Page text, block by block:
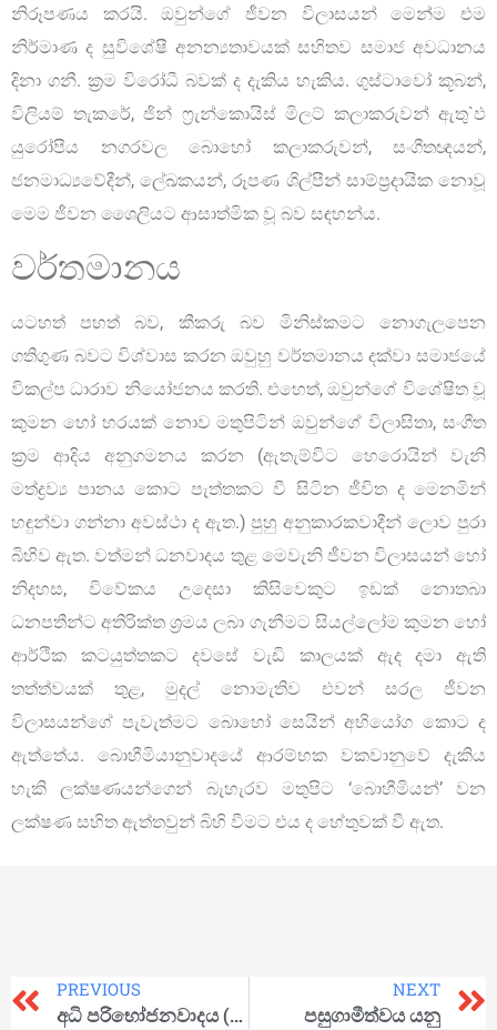
නිරූපණය කරයි. ඔවුන්ගේ ජීවන විලාසයන් මෙන්ම එම
නිර්මාණ ද සුවිශේෂී අනන්‍යතාවයක් සහිතව සමාජ අවධානය
දිනා ගනී. ක්‍රම විරෝධී බවක් ද දැකිය හැකිය. ගුස්ටාවෝ කූබන්,
විලියම් තැකරේ, ජින් ෆ්‍රැන්කොයිස් මිලට් කලාකරුවන් ඇතු`ඵ
යුරෝපීය නගරවල බොහෝ කලාකරුවන්, සංගීතඥයන්,
ජනමාධ්‍යවේදීන්, ලේඛකයන්, රූපණ ශිල්පීන් සාම්ප්‍රදායික නොවූ
මෙම ජීවන ශෛලියට ආසාත්මික වූ බව සඳහන්ය.
වර්තමානය
යටහත් පහත් බව, කීකරු බව මිනිස්කමට නොගැලපෙන
ගතිගුණ බවට විශ්වාස කරන ඔවුහු වර්තමානය දක්වා සමාජයේ
විකල්ප ධාරාව නියෝජනය කරති. එහෙත්, ඔවුන්ගේ විශේෂිත වූ
කුමන හෝ හරයක් නොව මතුපිටින් ඔවුන්ගේ විලාසිතා, සංගීත
ක්‍රම ආදිය අනුගමනය කරන (ඇතැම්විට හෙරොයින් වැනි
මත්ද්‍රව්‍ය පානය කොට පැත්තකට වී සිටින ජීවිත ද මෙනමින්
හඳුන්වා ගන්නා අවස්ථා ද ඇත.) පුහු අනුකාරකවාදීන් ලොව පුරා
බිහිව ඇත. වත්මන් ධනවාදය තුළ මෙවැනි ජීවන විලාසයන් හෝ
නිදහස, විවේකය උදෙසා කිසිවෙකුට ඉඩක් නොතබා
ධනපතීන්ට අතිරික්ත ශ්‍රමය ලබා ගැනීමට සියල්ලෝම කුමන හෝ
ආර්ථික කටයුත්තකට දවසේ වැඩි කාලයක් ඇද දමා ඇති
තත්ත්වයක් තුළ, මුදල් නොමැතිව එවන් සරල ජීවන
විලාසයන්ගේ පැවැත්මට බොහෝ සෙයින් අභියෝග කොට ද
ඇත්තේය. බොහීමියානුවාදයේ ආරම්භක වකවානුවේ දැකිය
හැකි ලක්ෂණයන්ගෙන් බැහැරව මතුපිට ‘බොහීමියන්’ වන
ලක්ෂණ සහිත ඇත්තවුන් බිහි වීමට එය ද හේතුවක් වී ඇත.
PREVIOUS
අධි පරිභෝජනවාදය (Hyper consumerism)
NEXT
පසුගාමීත්වය යනු